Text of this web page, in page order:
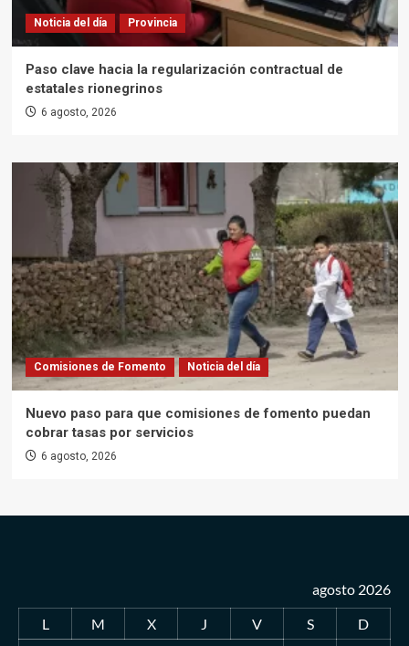
Noticia del día Provincia
Paso clave hacia la regularización contractual de
estatales rionegrinos
6 agosto, 2026
Comisiones de Fomento Noticia del día
Nuevo paso para que comisiones de fomento puedan
cobrar tasas por servicios
6 agosto, 2026
agosto 2026
L
M X J V S
D